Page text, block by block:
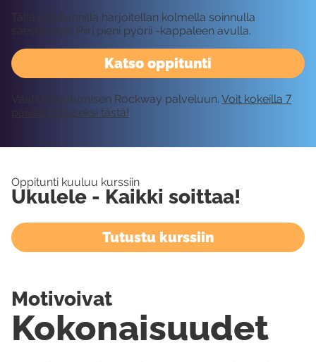
Katso oppitunti
Tällä oppitunnilla harjoitellan kolmella soinnulla
säestämistä Piiri pieni pyörii -kappaleen avulla.
Vaatii kirjautumisen Rockway palveluun. Voit kokeilla 7
päivää ilmaiseksi tästä!
Oppitunti kuuluu kurssiin
Ukulele - Kaikki soittaa!
Tutustu kurssiin
Kokonaisuudet
Motivoivat